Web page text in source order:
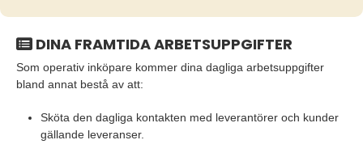
DINA FRAMTIDA ARBETSUPPGIFTER
Som operativ inköpare kommer dina dagliga arbetsuppgifter
bland annat bestå av att:
Sköta den dagliga kontakten med leverantörer och kunder
gällande leveranser.